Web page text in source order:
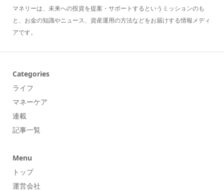
マネリーは、未来への投資を提案・サポートするというミッションのも
と、お金の知識やニュース、資産運用の方法などをお届けする情報メディ
アです。
Categories
ライフ
マネーケア
連載
記事一覧
Menu
トップ
運営会社